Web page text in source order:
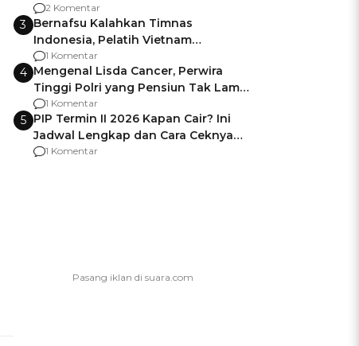
Pemalang
2 Komentar
3 Bernafsu Kalahkan Timnas
Indonesia, Pelatih Vietnam
Berencana Pakai Jimat di Pakansari
1 Komentar
4 Mengenal Lisda Cancer, Perwira
Tinggi Polri yang Pensiun Tak Lama
Usai Jadi Brigjen
1 Komentar
5 PIP Termin II 2026 Kapan Cair? Ini
Jadwal Lengkap dan Cara Ceknya
agar Dana Tidak Hangus!
1 Komentar